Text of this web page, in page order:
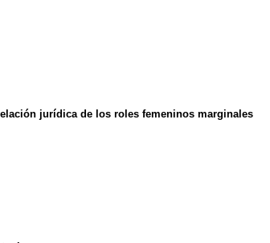
jurídica de los roles femeninos marginales